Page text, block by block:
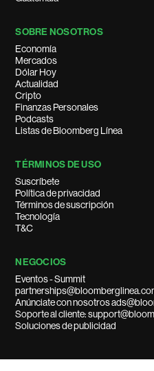
SOBRE NOSOTROS
Economía
Mercados
Dólar Hoy
Actualidad
Cripto
Finanzas Personales
Podcasts
Listas de Bloomberg Línea
TÉRMINOS DE USO
Suscríbete
Política de privacidad
Términos de suscripción
Tecnología
T&C
NEGOCIOS
Eventos - Summit
Anúnciate con nosotros
Soporte al cliente:
Soluciones de publicidad